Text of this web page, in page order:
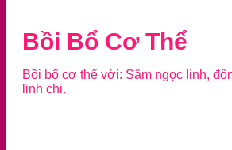
Bồi Bổ Cơ Thể
Bồi bổ cơ thể với: Sâm ngọc linh,
linh chi.